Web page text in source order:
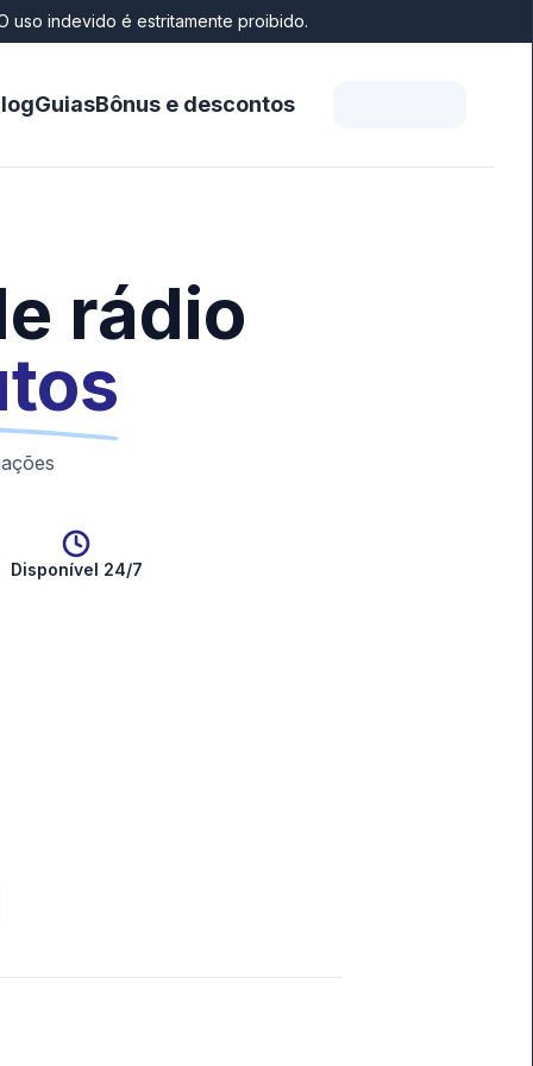
uso indevido é estritamente proibido.
GuiasBônus e descontos
rádio
Disponível 24/7